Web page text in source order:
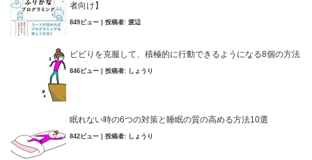
者向け】
849ビュー 投稿者: 渡辺
ビビりを克服して、積極的に行動できるようになる8個の方法
846ビュー 投稿者: しょうり
眠れない時の6つの対策と睡眠の質の高める方法10選
842ビュー 投稿者: しょうり